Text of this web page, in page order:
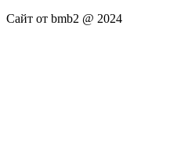
Сайт от bmb2 @ 2024